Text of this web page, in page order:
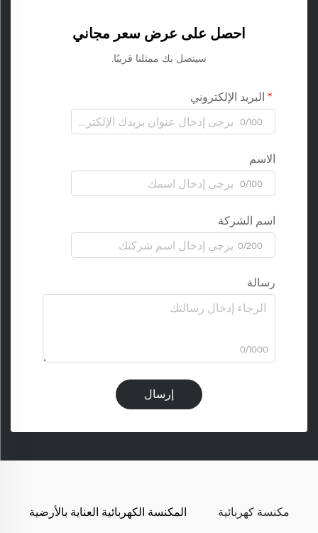
احصل على عرض سعر مجاني
سيتصل بك ممثلنا قريبًا.
البريد الإلكتروني
0/100
الاسم
0/100
اسم الشركة
0/200
رسالة
0/1000
إرسال
مكنسة كهربائية
المكنسة الكهربائية العناية بالأرضية